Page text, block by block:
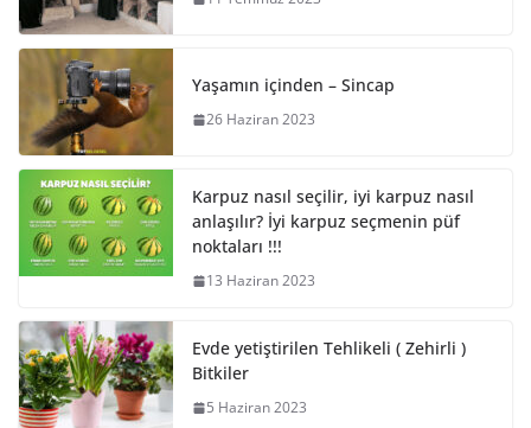
Yaşamın içinden – Sincap
26 Haziran 2023
Karpuz nasıl seçilir, iyi karpuz nasıl
anlaşılır? İyi karpuz seçmenin püf
noktaları !!!
13 Haziran 2023
Evde yetiştirilen Tehlikeli ( Zehirli )
Bitkiler
5 Haziran 2023